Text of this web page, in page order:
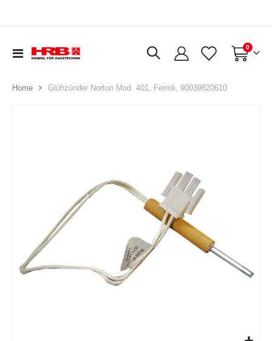
Navigation
Warenkorb
0Artikel
Home Glühzünder Norton Mod. 401, Ferroli, 90039820610